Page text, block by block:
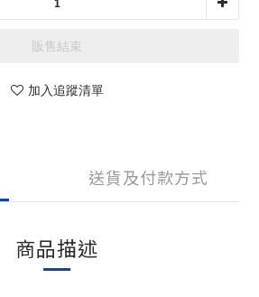
販售結束
加入追蹤清單
送貨及付款方式
商品描述